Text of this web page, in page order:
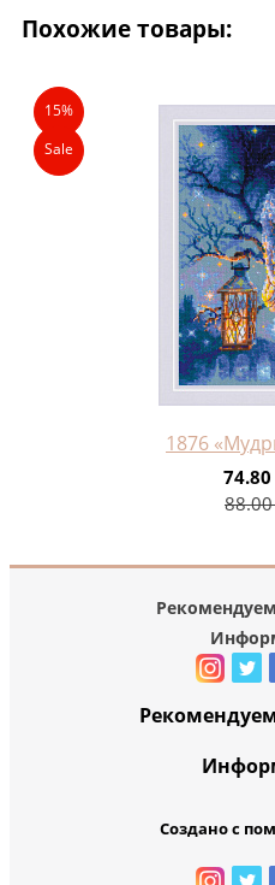
Похожие товары:
15%
Sale
1876
Создано с